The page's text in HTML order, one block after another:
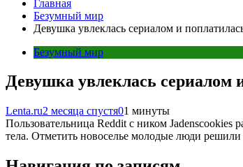
Главная
Безумный мир
Девушка увлеклась сериалом и
Безумный мир
Девушка увлеклась сериалом
Lenta.ru2 месяца спустя01 минуты
Пользовательница Reddit с ником Jadenscookies
тела. Отметить новоселье молодые люди